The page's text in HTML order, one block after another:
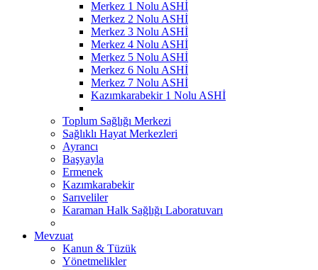
Merkez 1 Nolu ASHİ
Merkez 2 Nolu ASHİ
Merkez 3 Nolu ASHİ
Merkez 4 Nolu ASHİ
Merkez 5 Nolu ASHİ
Merkez 6 Nolu ASHİ
Merkez 7 Nolu ASHİ
Kazımkarabekir 1 Nolu ASHİ
Toplum Sağlığı Merkezi
Sağlıklı Hayat Merkezleri
Ayrancı
Başyayla
Ermenek
Kazımkarabekir
Sarıveliler
Karaman Halk Sağlığı Laboratuvarı
Mevzuat
Kanun & Tüzük
Yönetmelikler